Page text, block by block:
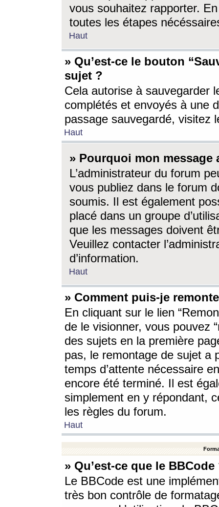
vous souhaitez rapporter.
toutes les étapes
Haut
» Qu’est-ce le bouton
sujet ?
Cela autorise à sauvegarder
complétés et envoyés à une
passage sauvegardé, visitez
Haut
» Pourquoi mon message
L’administrateur du forum
vous publiez dans le forum
soumis. Il est également
placé dans un groupe
que les messages doivent
Veuillez contacter
d’information.
Haut
» Comment puis-je
En cliquant sur le lien
de le visionner, vous pouvez
des sujets en la première
pas, le remontage de sujet a
temps d’attente nécessaire
encore été terminé. Il est
simplement en y répondant,
les règles du forum.
Haut
» Qu’est-ce que le BBCode
Le BBCode est une
très bon contrôle de